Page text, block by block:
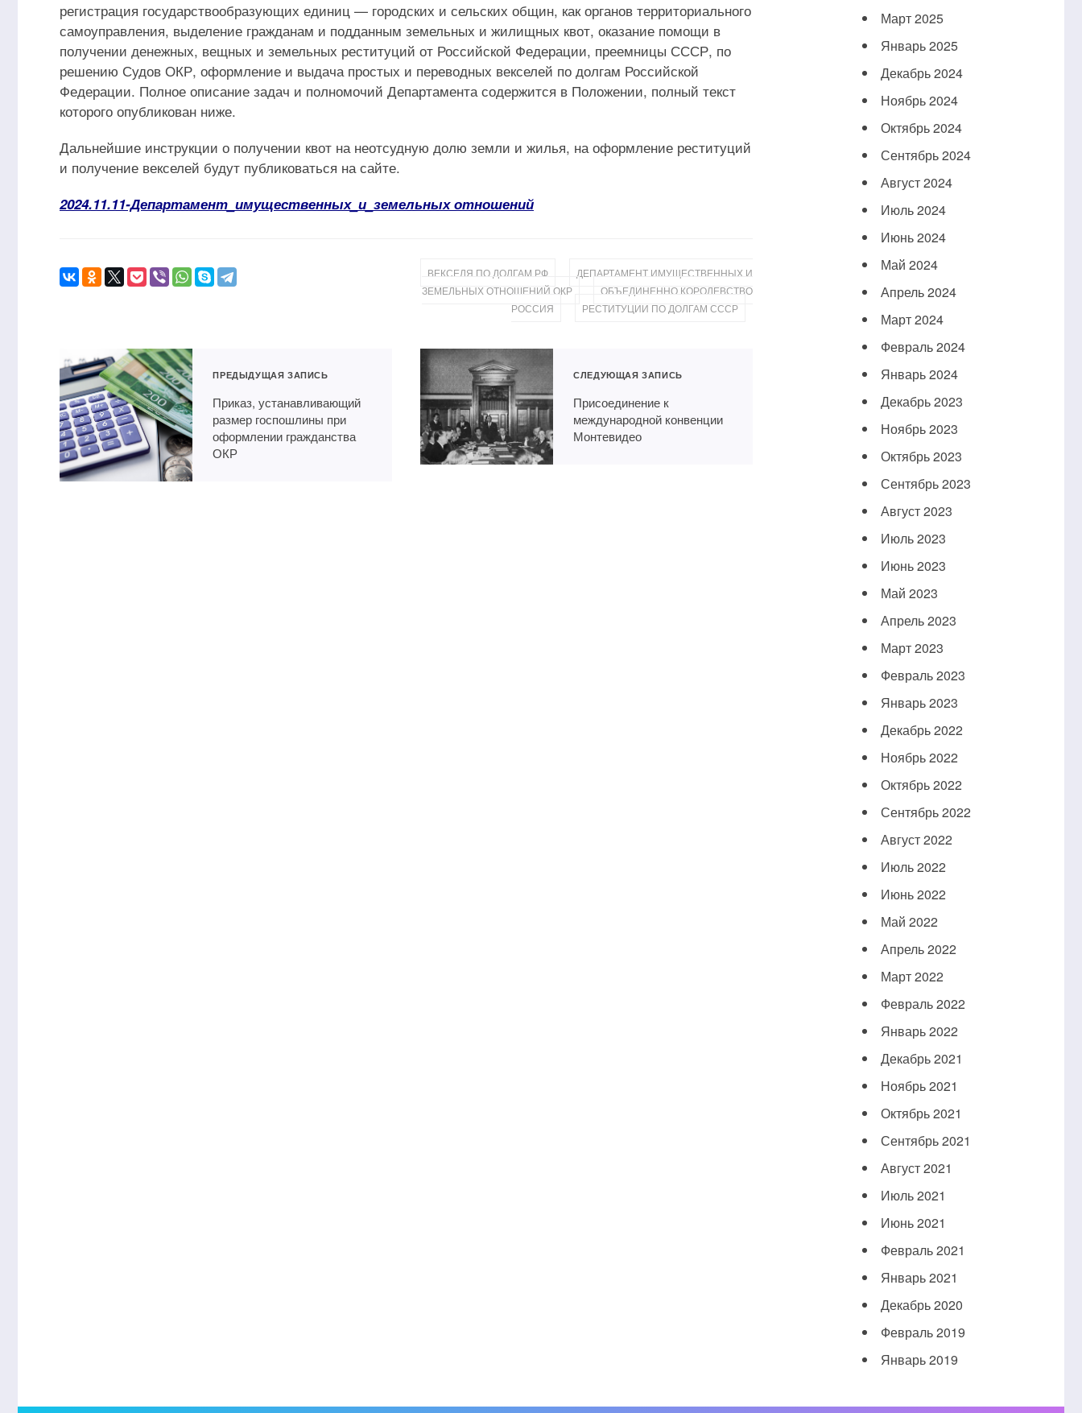
регистрация государствообразующих единиц — городских и сельских общин, как органов территориального
самоуправления, выделение гражданам и подданным земельных и жилищных квот, оказание помощи в
получении денежных, вещных и земельных реституций от Российской Федерации, преемницы СССР, по
решению Судов ОКР, оформление и выдача простых и переводных векселей по долгам Российской
Федерации. Полное описание задач и полномочий Департамента содержится в Положении, полный текст
которого опубликован ниже.
Дальнейшие инструкции о получении квот на неотсудную долю земли и жилья, на оформление реституций
и получение векселей будут публиковаться на сайте.
2024.11.11-Департамент_имущественных_и_земельных отношений
ВЕКСЕЛЯ ПО ДОЛГАМ РФ
ДЕПАРТАМЕНТ ИМУЩЕСТВЕННЫХ И
ЗЕМЕЛЬНЫХ ОТНОШЕНИЙ ОКР
ОБЪЕДИНЕННО КОРОЛЕВСТВО
РОССИЯ
РЕСТИТУЦИИ ПО ДОЛГАМ СССР
ПРЕДЫДУЩАЯ ЗАПИСЬ
Приказ, устанавливающий
размер госпошлины при
оформлении гражданства
ОКР
СЛЕДУЮЩАЯ ЗАПИСЬ
Присоединение к
международной конвенции
Монтевидео
Март 2025
Январь 2025
Декабрь 2024
Ноябрь 2024
Октябрь 2024
Сентябрь 2024
Август 2024
Июль 2024
Июнь 2024
Май 2024
Апрель 2024
Март 2024
Февраль 2024
Январь 2024
Декабрь 2023
Ноябрь 2023
Октябрь 2023
Сентябрь 2023
Август 2023
Июль 2023
Июнь 2023
Май 2023
Апрель 2023
Март 2023
Февраль 2023
Январь 2023
Декабрь 2022
Ноябрь 2022
Октябрь 2022
Сентябрь 2022
Август 2022
Июль 2022
Июнь 2022
Май 2022
Апрель 2022
Март 2022
Февраль 2022
Январь 2022
Декабрь 2021
Ноябрь 2021
Октябрь 2021
Сентябрь 2021
Август 2021
Июль 2021
Июнь 2021
Февраль 2021
Январь 2021
Декабрь 2020
Февраль 2019
Январь 2019